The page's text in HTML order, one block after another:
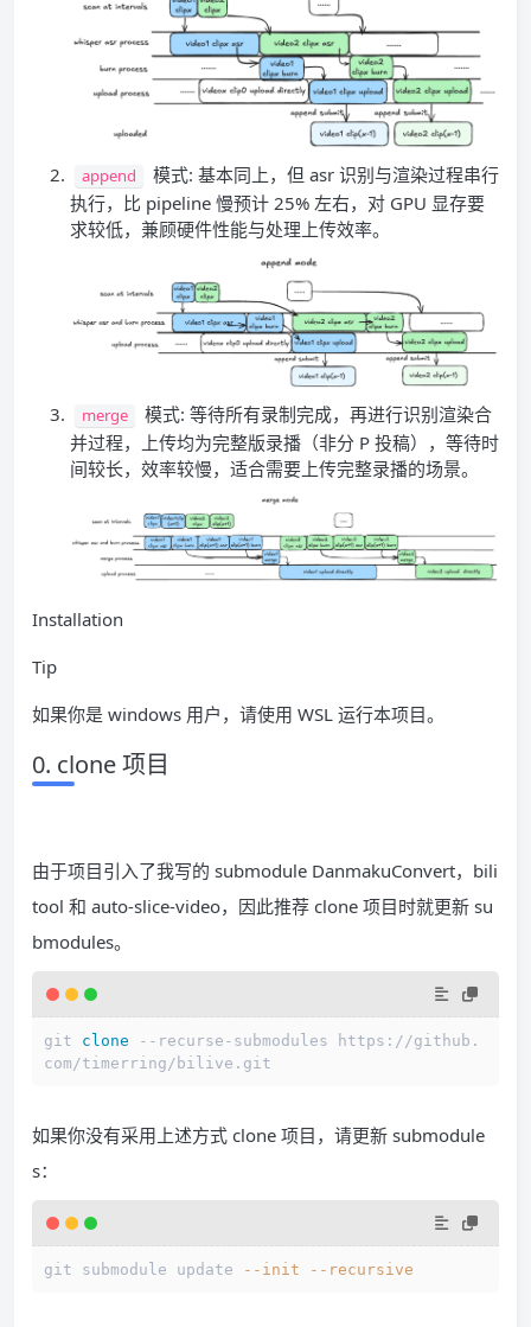
append
模式: 基本同上，但 asr 识别与渲染过程串行
执行，比 pipeline 慢预计 25% 左右，对 GPU 显存要
求较低，兼顾硬件性能与处理上传效率。
merge
模式: 等待所有录制完成，再进行识别渲染合
并过程，上传均为完整版录播（非分 P 投稿），等待时
间较长，效率较慢，适合需要上传完整录播的场景。
Installation
Tip
如果你是 windows 用户，请使用 WSL 运行本项目。
0. clone 项目
由于项目引入了我写的 submodule DanmakuConvert，bili
tool 和 auto-slice-video，因此推荐 clone 项目时就更新 su
bmodules。
git clone --recurse-submodules https://github.
com/timerring/bilive.git
如果你没有采用上述方式 clone 项目，请更新 submodule
s：
git submodule update --init --recursive